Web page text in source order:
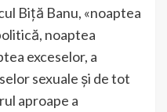
Biță Banu, «noaptea
noaptea
exceselor, a
sexuale și de tot
aproape a